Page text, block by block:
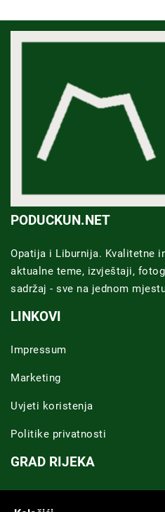
PODUCKUN.NET
Opatija i Liburnija. Kvalitetne
aktualne teme, izvještaji,
sadržaj - sve na jednom
LINKOVI
Impressum
Marketing
Uvjeti koristenja
Politike privatnosti
GRAD RIJEKA